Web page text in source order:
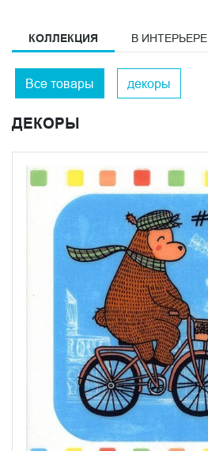
КОЛЛЕКЦИЯ В ИНТЕРЬЕРЕ
Все товары декоры
ДЕКОРЫ